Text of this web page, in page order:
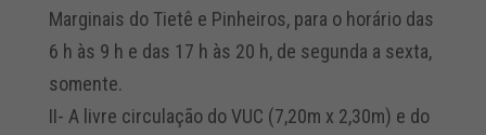
Marginais do Tietê e Pinheiros, para o horário das
6 h às 9 h e das 17 h às 20 h, de segunda a sexta,
somente.
II- A livre circulação do VUC (7,20m x 2,30m) e do